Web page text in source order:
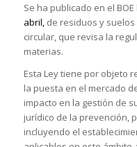
Se ha publicado en el
abril,de residuos y suelos
circular, que revisa la
materias.
Esta Ley tiene por objeto
la puesta en el mercado
impacto en la gestión de
jurídico de la prevención,
incluyendo el